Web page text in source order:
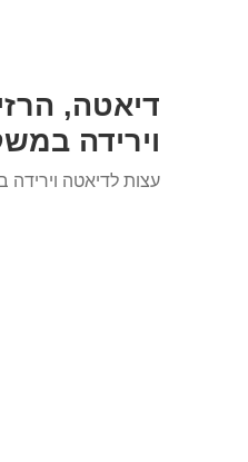
דיאטה,
וירידה
עצות לדיאטה